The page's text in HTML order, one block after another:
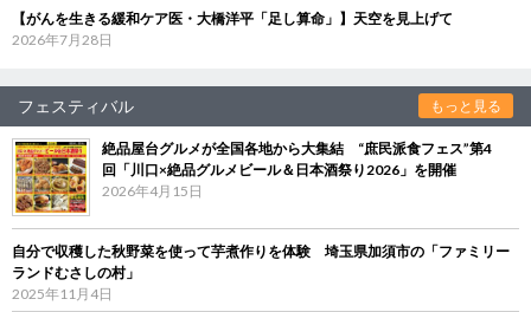
【がんを生きる緩和ケア医・大橋洋平「足し算命」】天空を見上げて
2026年7月28日
フェスティバル もっと見る
絶品屋台グルメが全国各地から大集結 “庶民派食フェス”第4
回「川口×絶品グルメビール＆日本酒祭り2026」を開催
2026年4月15日
自分で収穫した秋野菜を使って芋煮作りを体験 埼玉県加須市の「ファミリー
ランドむさしの村」
2025年11月4日